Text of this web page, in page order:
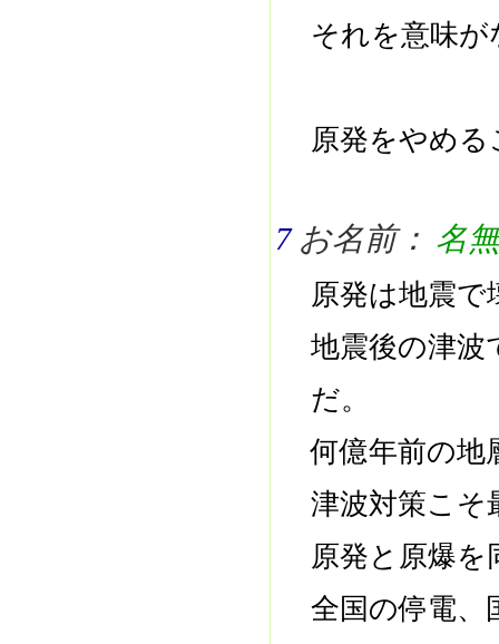
それを意味
原発をやめ
7 お名前： 名
原発は地震
地震後の津波
だ。
何億年前の地
津波対策こそ
原発と原爆
全国の停電、